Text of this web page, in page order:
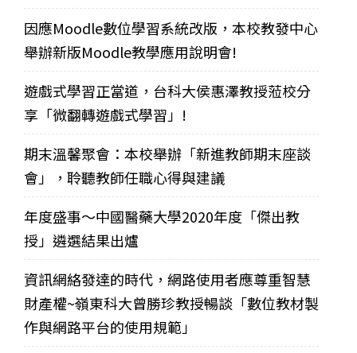
因應Moodle數位學習系統改版，本校教發中心
舉辦新版Moodle教學應用說明會!
遊戲式學習正當道，台科大侯惠澤教授蒞校分
享「微翻轉遊戲式學習」!
期末溫馨聚會：本校舉辦「新進教師期末座談
會」，聆聽教師任職心得與建議
年度盛事～中國醫藥大學2020年度「傑出教
授」遴選結果出爐
資訊網絡發達的時代，網路使用者應尊重智慧
財產權~嶺東科大曾勝珍教授暢談「數位教材製
作與網路平台的使用規範」